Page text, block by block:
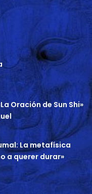
Oración de Sun Shi»
La metafísica
a querer durar»